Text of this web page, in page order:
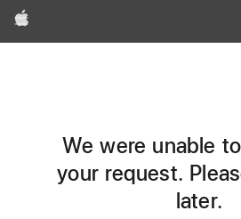
Apple
We were unable
your request.
later.